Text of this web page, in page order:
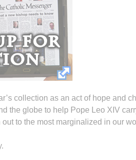
collection as an act of hope and
the globe to help Pope Leo XIV
to the most marginalized in our